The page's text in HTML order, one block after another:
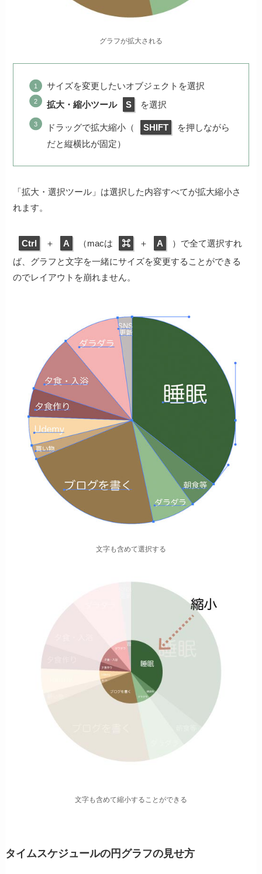
グラフが拡大される
サイズを変更したいオブジェクトを選択
拡大・縮小ツール
S を選択
ドラッグで拡大縮小（ SHIFT
を押しながら
だと縦横比が固定）
「拡大・選択ツール」は選択した内容すべてが拡大縮小さ
れます。
Ctrl ＋ A （macは ⌘ ＋ A
）で全て選択すれ
ば、グラフと文字を一緒にサイズを変更することができる
のでレイアウトを崩れません。
文字も含めて選択する
文字も含めて縮小することができる
タイムスケジュールの円グラフの見せ方